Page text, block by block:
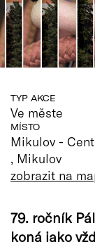
TYP AKCE
Ve měste
MÍSTO
Mikulov -
, Mikulov
zobrazit na
79. ročník
koná jako